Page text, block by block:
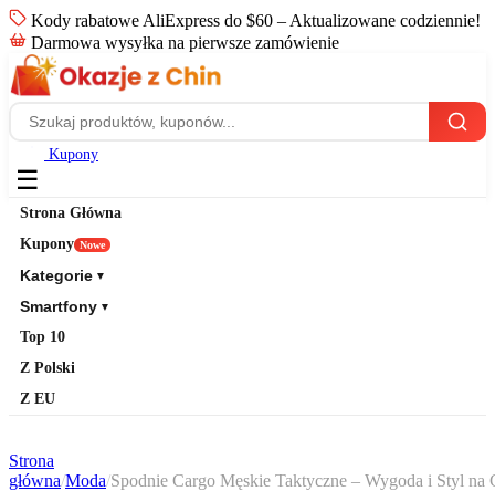
Kody rabatowe AliExpress do $60 – Aktualizowane codziennie!
Darmowa wysyłka na pierwsze zamówienie
Kupony
☰
Strona Główna
Kupony Nowe
Kategorie ▼
Smartfony ▼
Top 10
Z Polski
Z EU
Strona
główna/Moda/Spodnie Cargo Męskie Taktyczne – Wygoda i Styl na